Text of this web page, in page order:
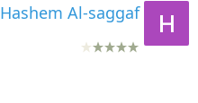
Hashem Al-saggaf